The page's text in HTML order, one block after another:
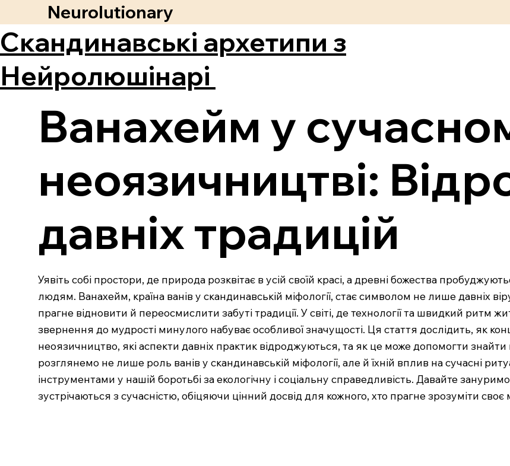
Neurolutionary
Скандинавські архетипи з
Нейролюшінарі
Ванахейм у
неоязичництві:
давніх традицій
Уявіть собі простори, де природа розквітає в усій своїй красі, а древні божества
людям. Ванахейм, країна ванів у скандинавській міфології, стає символом не лише давніх
прагне відновити й переосмислити забуті традиції. У світі, де технології та швидкий ритм
звернення до мудрості минулого набуває особливої значущості. Ця стаття дослідить, як
неоязичництво, які аспекти давніх практик відроджуються, та як це може допомогти
розглянемо не лише роль ванів у скандинавській міфології, але й їхній вплив на сучасні
інструментами у нашій боротьбі за екологічну і соціальну справедливість. Давайте
зустрічаються з сучасністю, обіцяючи цінний досвід для кожного, хто прагне зрозуміти своє